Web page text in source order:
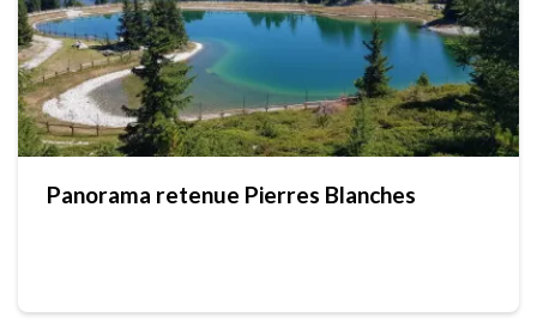
Panorama retenue Pierres Blanches